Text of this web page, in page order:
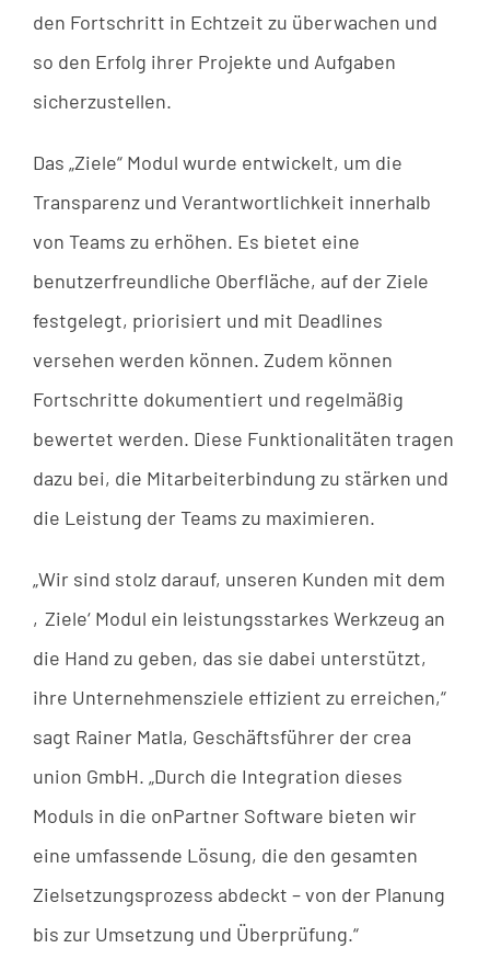
den Fortschritt in Echtzeit zu überwachen und
so den Erfolg ihrer Projekte und Aufgaben
sicherzustellen.
Das „Ziele“ Modul wurde entwickelt, um die
Transparenz und Verantwortlichkeit innerhalb
von Teams zu erhöhen. Es bietet eine
benutzerfreundliche Oberfläche, auf der Ziele
festgelegt, priorisiert und mit Deadlines
versehen werden können. Zudem können
Fortschritte dokumentiert und regelmäßig
bewertet werden. Diese Funktionalitäten tragen
dazu bei, die Mitarbeiterbindung zu stärken und
die Leistung der Teams zu maximieren.
„Wir sind stolz darauf, unseren Kunden mit dem
‚Ziele‘ Modul ein leistungsstarkes Werkzeug an
die Hand zu geben, das sie dabei unterstützt,
ihre Unternehmensziele effizient zu erreichen,“
sagt Rainer Matla, Geschäftsführer der crea
union GmbH. „Durch die Integration dieses
Moduls in die onPartner Software bieten wir
eine umfassende Lösung, die den gesamten
Zielsetzungsprozess abdeckt – von der Planung
bis zur Umsetzung und Überprüfung.“